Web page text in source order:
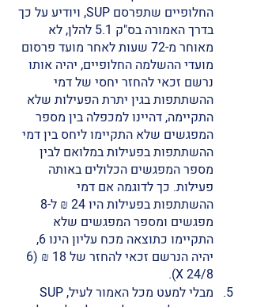
החלופיים שתפרסם SUP, ויודיע על כך
בדרך האמורה בס"ק 5.1 להלן, לא
מאוחר מ-72 שעות לאחר מועד פרסום
מועדי ההשלמה החלופיים, יהיה אותו
נרשם זכאי להחזר יחסי של דמי
ההשתתפות בגין יתרת הפעילות שלא
התקיימה, דהיינו למכפלה בין מספר
המפגשים שלא התקיימו ליחס בין דמי
ההשתתפות בפעילות במלואם לבין
מספר המפגשים הכלולים באותה
פעילות. כך לדוגמה אם דמי
מפגשים ומספר המפגשים שלא
התקיימו כתוצאה מכח עליון הינו 6,
X 24/8).